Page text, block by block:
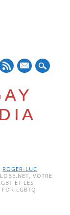
ROGER-LUC
VOTRE
ET LES
FOR LGBTQ